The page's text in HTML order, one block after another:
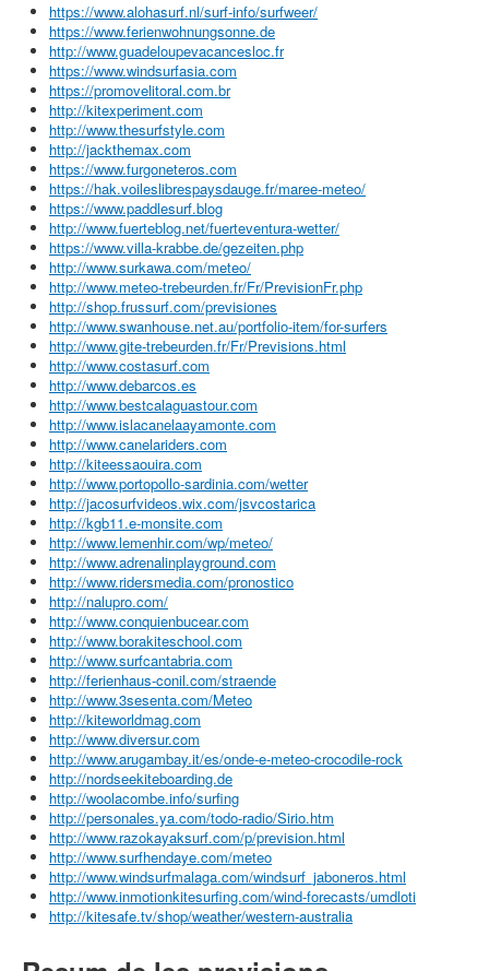
https://www.alohasurf.nl/surf-info/surfweer/
https://www.ferienwohnungsonne.de
http://www.guadeloupevacancesloc.fr
https://www.windsurfasia.com
https://promovelitoral.com.br
http://kitexperiment.com
http://www.thesurfstyle.com
http://jackthemax.com
https://www.furgoneteros.com
https://hak.voileslibrespaysdauge.fr/maree-meteo/
https://www.paddlesurf.blog
http://www.fuerteblog.net/fuerteventura-wetter/
https://www.villa-krabbe.de/gezeiten.php
http://www.surkawa.com/meteo/
http://www.meteo-trebeurden.fr/Fr/PrevisionFr.php
http://shop.frussurf.com/previsiones
http://www.swanhouse.net.au/portfolio-item/for-surfers
http://www.gite-trebeurden.fr/Fr/Previsions.html
http://www.costasurf.com
http://www.debarcos.es
http://www.bestcalaguastour.com
http://www.islacanelaayamonte.com
http://www.canelariders.com
http://kiteessaouira.com
http://www.portopollo-sardinia.com/wetter
http://jacosurfvideos.wix.com/jsvcostarica
http://kgb11.e-monsite.com
http://www.lemenhir.com/wp/meteo/
http://www.adrenalinplayground.com
http://www.ridersmedia.com/pronostico
http://nalupro.com/
http://www.conquienbucear.com
http://www.borakiteschool.com
http://www.surfcantabria.com
http://ferienhaus-conil.com/straende
http://www.3sesenta.com/Meteo
http://kiteworldmag.com
http://www.diversur.com
http://www.arugambay.it/es/onde-e-meteo-crocodile-rock
http://nordseekiteboarding.de
http://woolacombe.info/surfing
http://personales.ya.com/todo-radio/Sirio.htm
http://www.razokayaksurf.com/p/prevision.html
http://www.surfhendaye.com/meteo
http://www.windsurfmalaga.com/windsurf_jaboneros.html
http://www.inmotionkitesurfing.com/wind-forecasts/umdloti
http://kitesafe.tv/shop/weather/western-australia